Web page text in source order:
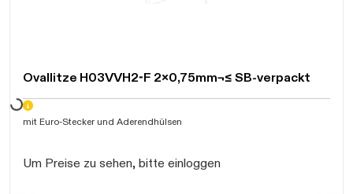
Ovallitze H03VVH2-F 2x0,75mm¬≤ SB-verpackt
Daten werden geladen. Bitte warten...
mit Euro-Stecker und Aderendhülsen
Um Preise zu sehen, bitte einloggen